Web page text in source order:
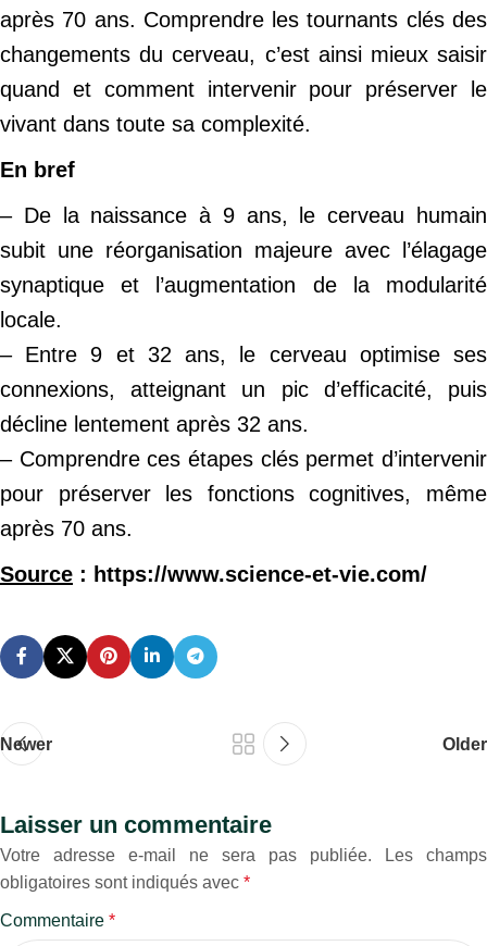
après 70 ans. Comprendre les tournants clés des
changements du cerveau, c’est ainsi mieux saisir
quand et comment intervenir pour préserver le
vivant dans toute sa complexité.
En bref
– De la naissance à 9 ans, le cerveau humain
subit une réorganisation majeure avec l’élagage
synaptique et l’augmentation de la modularité
locale.
– Entre 9 et 32 ans, le cerveau optimise ses
connexions, atteignant un pic d’efficacité, puis
décline lentement après 32 ans.
– Comprendre ces étapes clés permet d’intervenir
pour préserver les fonctions cognitives, même
après 70 ans.
Source : https://www.science-et-vie.com/
Newer Older
Laisser un commentaire
Votre adresse e-mail ne sera pas publiée.
Les champs
obligatoires sont indiqués avec *
Commentaire *